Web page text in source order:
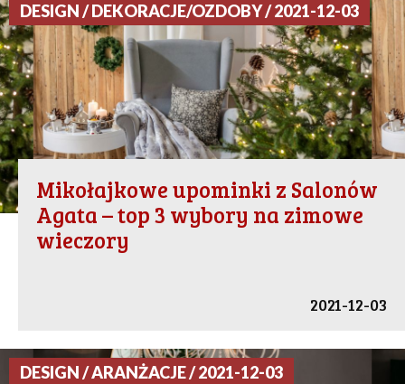
DESIGN / DEKORACJE/OZDOBY / 2021-12-03
Mikołajkowe upominki z Salonów
Agata – top 3 wybory na zimowe
wieczory
2021-12-03
DESIGN / ARANŻACJE / 2021-12-03